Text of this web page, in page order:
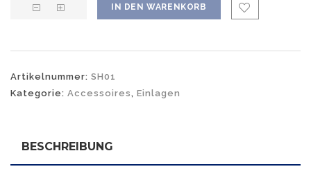
IN DEN WARENKORB
Artikelnummer: SH01
Kategorie: Accessoires , Einlagen
BESCHREIBUNG